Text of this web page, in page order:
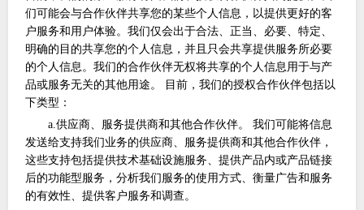
们可能会与合作伙伴共享您的某些个人信息，以提供更好的客
户服务和用户体验。我们仅会出于合法、正当、必要、特定、
明确的目的共享您的个人信息，并且只会共享提供服务所必要
的个人信息。我们的合作伙伴无权将共享的个人信息用于与产
品或服务无关的其他用途。 目前，我们的授权合作伙伴包括以
下类型：
a.供应商、服务提供商和其他合作伙伴。 我们可能将信息
发送给支持我们业务的供应商、服务提供商和其他合作伙伴，
这些支持包括提供技术基础设施服务、提供产品内或产品链接
后的功能型服务，分析我们服务的使用方式、衡量广告和服务
的有效性、提供客户服务和调查。